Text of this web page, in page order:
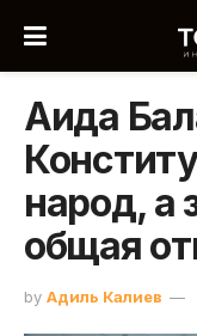
Аида
народ, а
общая
by Адиль Калиев